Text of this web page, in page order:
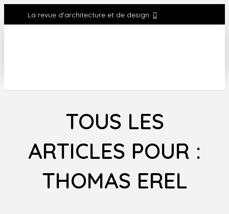
La revue d'architecture et de design
TOUS LES
ARTICLES POUR :
THOMAS EREL